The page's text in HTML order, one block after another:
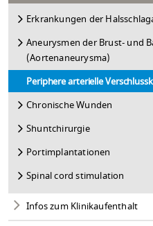
Erkrankungen der
Aneurysmen der Brust- und
(Aortenaneurysma)
Periphere arterielle
Chronische Wunden
Shuntchirurgie
Portimplantationen
Spinal cord stimulation
Infos zum Klinikaufenthalt